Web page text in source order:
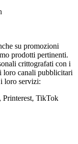
su promozioni
prodotti pertinenti.
crittografati con i
loro canali pubblicitari
loro servizi:
TikTok